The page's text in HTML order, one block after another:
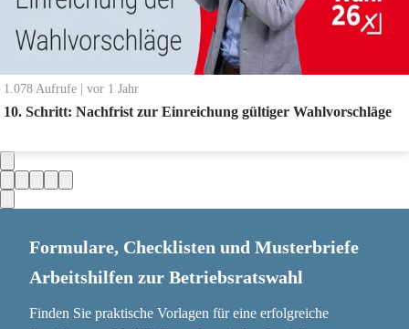
1.078 Aufrufe vor 1 Jahr
10. Schritt: Nachfrist zur Einreichung gültiger Wahlvorschläge
Formulare, Checklisten und Musterbriefe
Arbeitshilfen zur Betriebsratswahl
Finden Sie praktische Vorlagen für eine erfolgreiche